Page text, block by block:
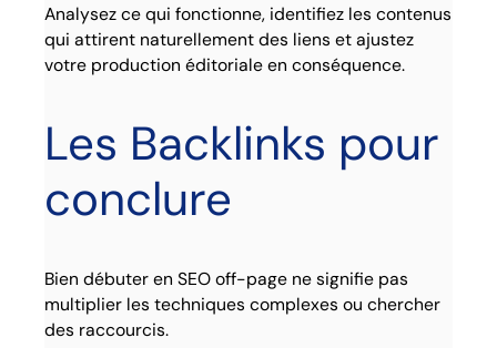
Analysez ce qui fonctionne, identifiez les contenus
qui attirent naturellement des liens et ajustez
votre production éditoriale en conséquence.
Les Backlinks pour
conclure
Bien débuter en SEO off-page ne signifie pas
multiplier les techniques complexes ou chercher
des raccourcis.